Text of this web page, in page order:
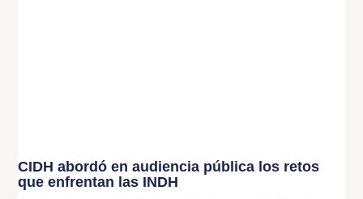
CIDH abordó en audiencia pública los retos
que enfrentan las INDH